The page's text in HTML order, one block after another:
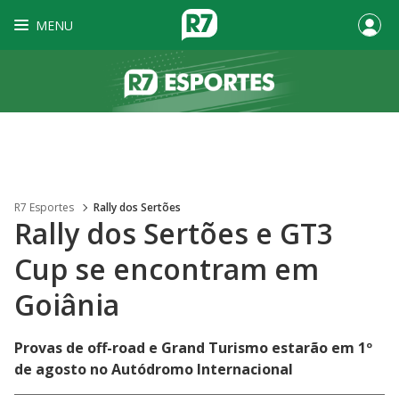
MENU
R7 Esportes Rally dos Sertões
Rally dos Sertões e GT3
Cup se encontram em
Goiânia
Provas de off-road e Grand Turismo estarão em 1º
de agosto no Autódromo Internacional